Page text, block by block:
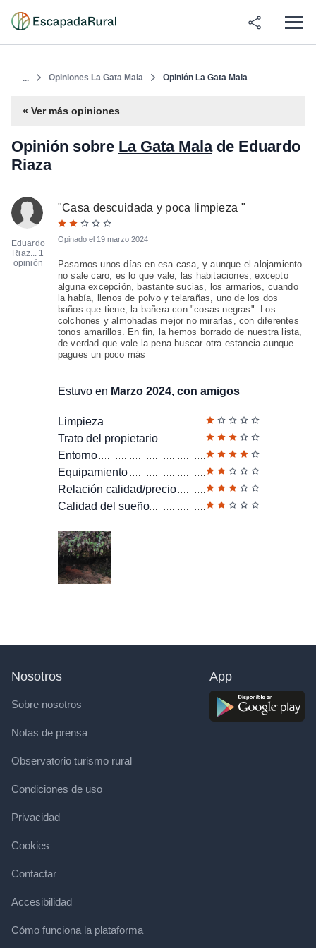
... Opiniones La Gata Mala Opinión La Gata Mala
« Ver más opiniones
Opinión sobre La Gata Malade Eduardo
Riaza
Eduardo
Riaz... 1
opinión
"Casa descuidada y poca limpieza "
Opinado el 19 marzo 2024
Pasamos unos días en esa casa, y aunque el alojamiento
no sale caro, es lo que vale, las habitaciones, excepto
alguna excepción, bastante sucias, los armarios, cuando
la había, llenos de polvo y telarañas, uno de los dos
baños que tiene, la bañera con "cosas negras". Los
colchones y almohadas mejor no mirarlas, con diferentes
tonos amarillos. En fin, la hemos borrado de nuestra lista,
de verdad que vale la pena buscar otra estancia aunque
pagues un poco más
Estuvo en Marzo 2024, con amigos
Limpieza
Trato del propietario
Entorno
Equipamiento
Relación calidad/precio
Calidad del sueño
Nosotros
Sobre nosotros
Notas de prensa
Observatorio turismo rural
Condiciones de uso
Privacidad
Cookies
Contactar
Accesibilidad
Cómo funciona la plataforma
App